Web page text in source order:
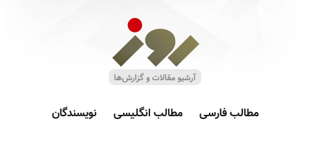
مطالب فارسی مطالب انگلیسی نویسندگان